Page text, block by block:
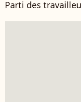
Parti des